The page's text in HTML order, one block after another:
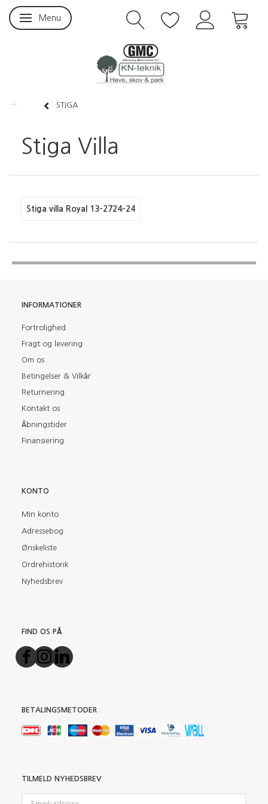
Skifte navigation
Menu
STIGA
Stiga Villa
Stiga villa Royal 13-2724-24
INFORMATIONER
Fortrolighed
Fragt og levering
Om os
Betingelser & Vilkår
Returnering
Kontakt os
Åbningstider
Finansiering
KONTO
Min konto
Adressebog
Ønskeliste
Ordrehistorik
Nyhedsbrev
FIND OS PÅ
BETALINGSMETODER
TILMELD NYHEDSBREV